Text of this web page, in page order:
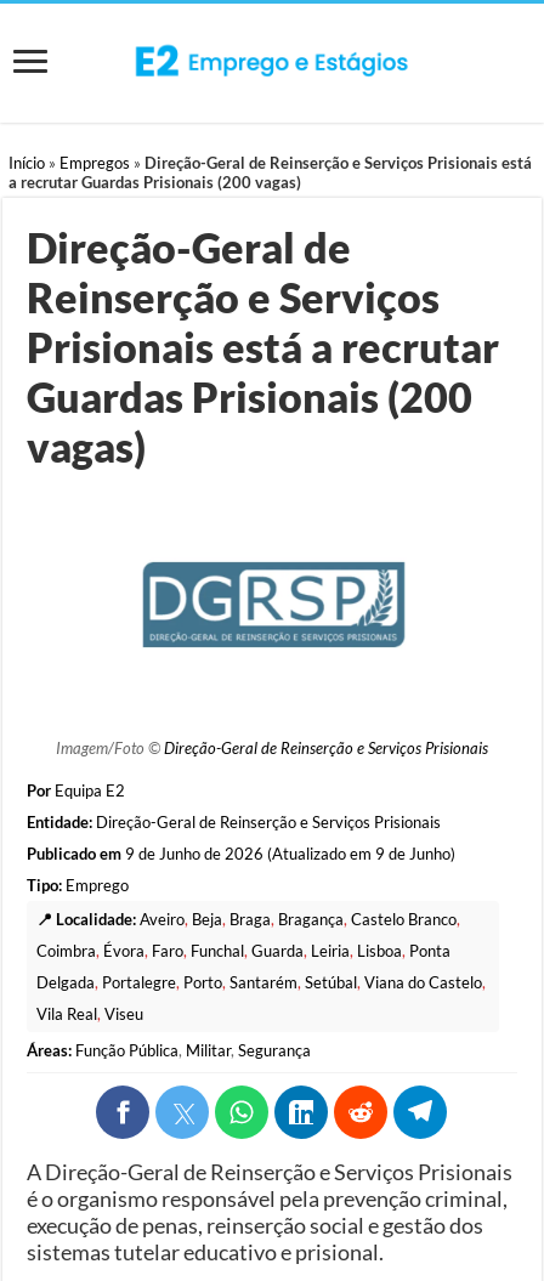
Início » Empregos » Direção-Geral de Reinserção e Serviços Prisionais está
a recrutar Guardas Prisionais (200 vagas)
Direção-Geral de
Reinserção e Serviços
Prisionais está a recrutar
Guardas Prisionais (200
vagas)
Imagem/Foto ©Direção-Geral de Reinserção e Serviços Prisionais
Por Equipa E2
Entidade: Direção-Geral de Reinserção e Serviços Prisionais
Publicado em 9 de Junho de 2026 (Atualizado em 9 de Junho)
Tipo: Emprego
📍 Localidade: Aveiro, Beja, Braga, Bragança,Castelo Branco,
Coimbra, Évora, Faro, Funchal,Guarda, Leiria, Lisboa, Ponta
Delgada, Portalegre, Porto,Santarém,Setúbal,Viana do Castelo,
Vila Real,Viseu
Áreas: Função Pública, Militar,Segurança
A Direção-Geral de Reinserção e Serviços Prisionais
é o organismo responsável pela prevenção criminal,
execução de penas, reinserção social e gestão dos
sistemas tutelar educativo e prisional.